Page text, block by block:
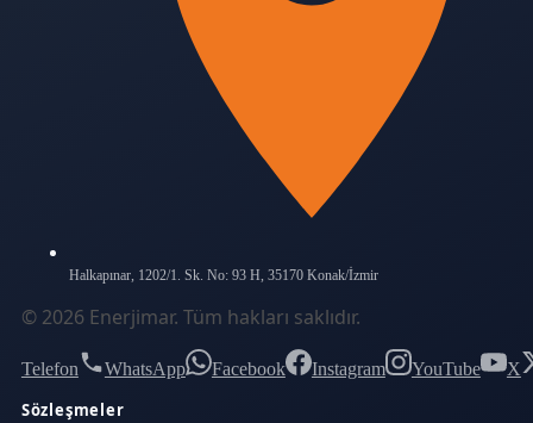
Halkapınar, 1202/1. Sk. No: 93 H, 35170 Konak/İzmir
© 2026 Enerjimar. Tüm hakları saklıdır.
Telefon WhatsApp Facebook Instagram YouTube X
Sözleşmeler